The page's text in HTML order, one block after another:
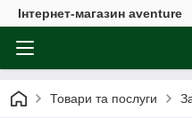
Інтернет-магазин aventure
Товари та послуги